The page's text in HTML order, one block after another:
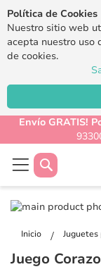
Política de Cookies
Nuestro sitio web
acepta nuestro uso
de cookies.
Envío GRATIS!
Buscar
Inicio
Saltar
final
la
de
Juego